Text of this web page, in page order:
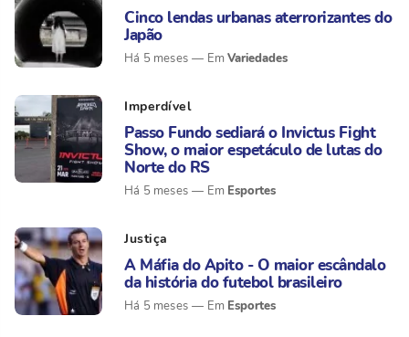
Cinco lendas urbanas aterrorizantes do
Japão
Há 5 meses Variedades
Imperdível
Passo Fundo sediará o Invictus Fight
Show, o maior espetáculo de lutas do
Norte do RS
Há 5 meses Esportes
Justiça
A Máfia do Apito - O maior escândalo
da história do futebol brasileiro
Há 5 meses Esportes